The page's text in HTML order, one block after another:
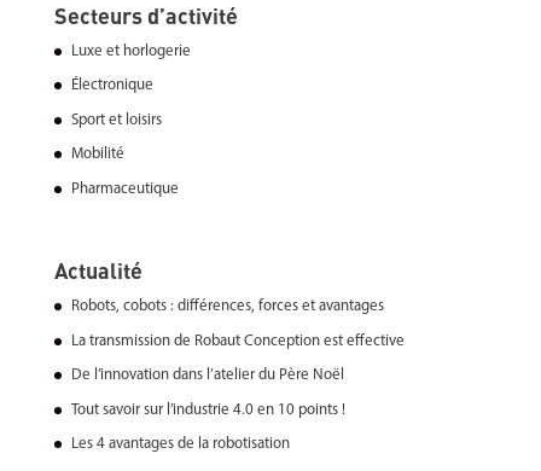
Secteurs d’activité
Luxe et horlogerie
Électronique
Sport et loisirs
Mobilité
Pharmaceutique
Actualité
Robots, cobots : différences, forces et avantages
La transmission de Robaut Conception est effective
De l’innovation dans l’atelier du Père Noël
Tout savoir sur l’industrie 4.0 en 10 points !
Les 4 avantages de la robotisation